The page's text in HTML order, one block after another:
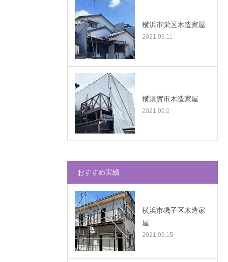
横浜市栄区木造家屋
2021.09.11
横須賀市木造家屋
2021.09.9
おすすめ実績
横浜市磯子区木造家
屋
2021.09.15